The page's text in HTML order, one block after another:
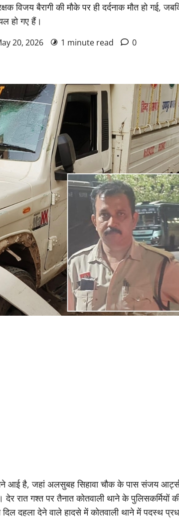
विजय बैरागी की मौके पर ही दर्दनाक मौत हो गई,
हो गए हैं।
20, 2026 1 minute read 0
आई है, जहां अलसुबह सिहावा चौक के पास संजय
रात गश्त पर तैनात कोतवाली थाने के पुलिसकर्मियों
दहला देने वाले हादसे में कोतवाली थाने में पदस्थ